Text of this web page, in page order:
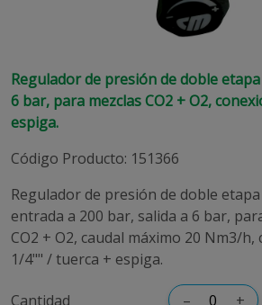
Regulador de presión de doble
6 bar, para mezclas CO2 + O2,
espiga.
Código Producto: 151366
Regulador de presión de doble
entrada a 200 bar, salida a 6 bar,
CO2 + O2, caudal máximo 20 Nm3/h,
1/4"" / tuerca + espiga.
Cantidad – +